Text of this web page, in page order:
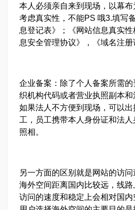
本人必须亲自来到现场，以幕
考虑真实性，不能PS 哦3.填写
息登记表》；《网站信息真实
息安全管理协议》，《域名注册
企业备案：除了个人备案所需
织机构代码或者营业执照副本和
如果法人不方便到现场，可以
工，员工携带本人身份证和法
照相。
另一方面的区别就是网站的访
海外空间距离国内比较远，线
访问的速度和稳定上会相对国